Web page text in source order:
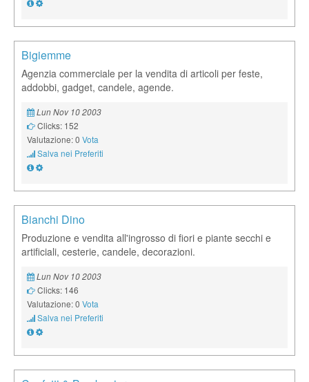
Bigiemme
Agenzia commerciale per la vendita di articoli per feste,
addobbi, gadget, candele, agende.
Lun Nov 10 2003
Clicks: 152
Valutazione: 0 Vota
Salva nei Preferiti
Bianchi Dino
Produzione e vendita all'ingrosso di fiori e piante secchi e
artificiali, cesterie, candele, decorazioni.
Lun Nov 10 2003
Clicks: 146
Valutazione: 0 Vota
Salva nei Preferiti